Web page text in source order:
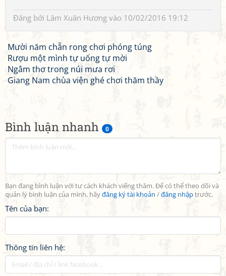
Bình luận nhanh 0
Bạn đang bình luận với tư cách khách viếng thăm. Để có thể theo dõi và
quản lý bình luận của mình, hãyđăng ký tài khoản /đăng nhậptrước.
Tên của bạn:
Thông tin liên hệ:
Đăng bởi Lâm Xuân Hương vào 10/02/2016 19:12
Mười năm chẵn rong chơi phóng túng
Rượu một mình tự uống tự mời
Ngâm thơ trong núi mưa rơi
Giang Nam chùa viện ghé chơi thăm thầy